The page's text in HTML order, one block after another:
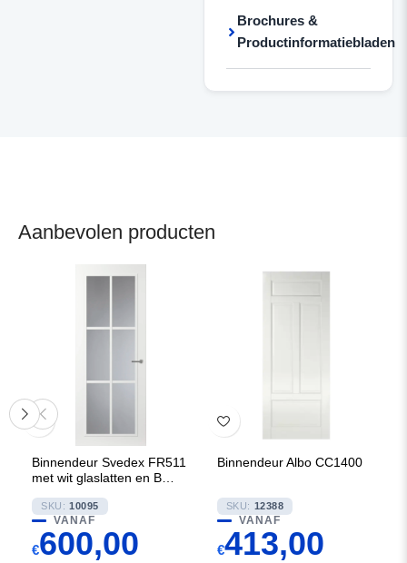
Brochures &
Productinformatiebladen
Aanbevolen producten
Binnendeur Svedex FR511
met wit glaslatten en Blank
SKU: 10095
VANAF
€600,00
Binnendeur Albo CC1400
SKU: 12388
VANAF
€413,00